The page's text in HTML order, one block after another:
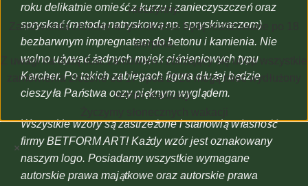
roku delikatnie omieść z kurzu i zanieczyszczeń oraz
spryskać (metodą natryskową np. spryskiwaczem)
bezbarwnym impregnatem do betonu i kamienia. Nie
wolno używać żadnych myjek ciśnieniowych typu
Karcher. Po takich zabiegach figura dłużej będzie
cieszyła Państwa oczy pięknym wyglądem.
Wszystkie wzory są zastrzeżone i stanowią własność
firmy BETFORM ART! Każdy wzór jest oznakowany
naszym logo. Posiadamy wszystkie wymagane
autorskie prawa majątkowe oraz autorskie prawa
nieczynny.
Zamówienia złożone w tym okresie będę realizowane po 18
sierpnia.
Z uwagi na dużą ilość zamówień i zbliżający się urlop wszystkie
zamówienia złożone od 17 lipca 2026 mogą mieć wydłużony
termin realizacji.
×